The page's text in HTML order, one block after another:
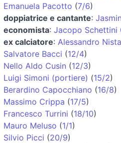
Emanuela Pacotto (7/6)
doppiatrice e cantante:
economista: Jacopo Schettini
ex calciatore: Alessandro Nista
Salvatore Bacci (12/4)
Nello Aldo Cusin (12/3)
Luigi Simoni (portiere) (15/2)
Berardino Capocchiano (16/8)
Massimo Crippa (17/5)
Francesco Turrini (18/10)
Mauro Meluso (1/1)
Silvio Picci (20/9)